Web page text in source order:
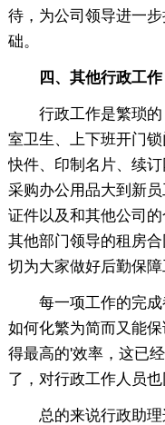
待，为公司领导进一
础。
四、其他行政工作
行政工作是繁琐的
室卫生、上下班开门
快件、印制名片、续
采购办公用品大到新
证件以及和其他公司
其他部门领导的租房
切为大家做好后勤保
每一项工作的完成
如何化繁为简而又能
得最高的'效率，这已
了，对行政工作人员也
总的来说行政助理